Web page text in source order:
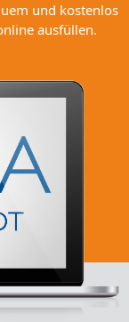
und kostenlos
ausfüllen.